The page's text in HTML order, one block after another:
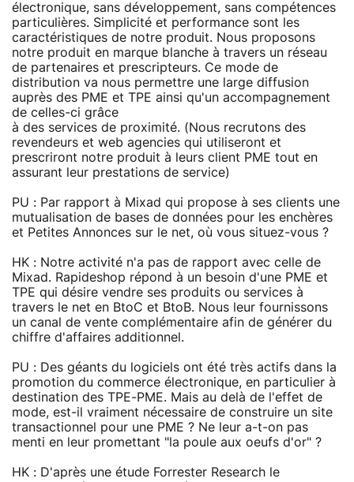
électronique, sans développement, sans compétences
particulières. Simplicité et performance sont les
caractéristiques de notre produit. Nous proposons
notre produit en marque blanche à travers un réseau
de partenaires et prescripteurs. Ce mode de
distribution va nous permettre une large diffusion
auprès des PME et TPE ainsi qu'un accompagnement
de celles-ci grâce
à des services de proximité. (Nous recrutons des
revendeurs et web agencies qui utiliseront et
prescriront notre produit à leurs client PME tout en
assurant leur prestations de service)
PU : Par rapport à Mixad qui propose à ses clients une
mutualisation de bases de données pour les enchères
et Petites Annonces sur le net, où vous situez-vous ?
HK : Notre activité n'a pas de rapport avec celle de
Mixad. Rapideshop répond à un besoin d'une PME et
TPE qui désire vendre ses produits ou services à
travers le net en BtoC et BtoB. Nous leur fournissons
un canal de vente complémentaire afin de générer du
chiffre d'affaires additionnel.
PU : Des géants du logiciels ont été très actifs dans la
promotion du commerce électronique, en particulier à
destination des TPE-PME. Mais au delà de l'effet de
mode, est-il vraiment nécessaire de construire un site
transactionnel pour une PME ? Ne leur a-t-on pas
menti en leur promettant "la poule aux oeufs d'or" ?
HK : D'après une étude Forrester Research le